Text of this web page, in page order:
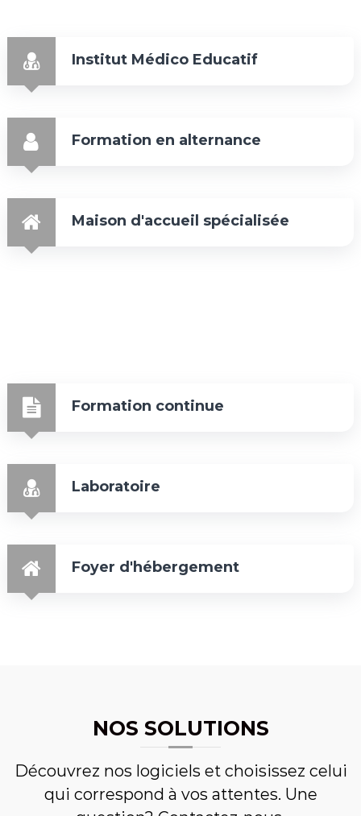
Institut Médico Educatif
Formation en alternance
Maison d'accueil spécialisée
Formation continue
Laboratoire
Foyer d'hébergement
NOS SOLUTIONS
Découvrez nos logiciels et choisissez celui
qui correspond à vos attentes. Une